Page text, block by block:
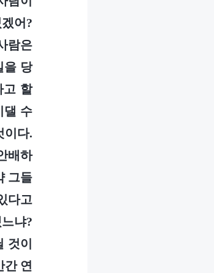
어?
람은
을 당
고 할
댈 수
이다.
배하
그들
다고
냐?
것이
연